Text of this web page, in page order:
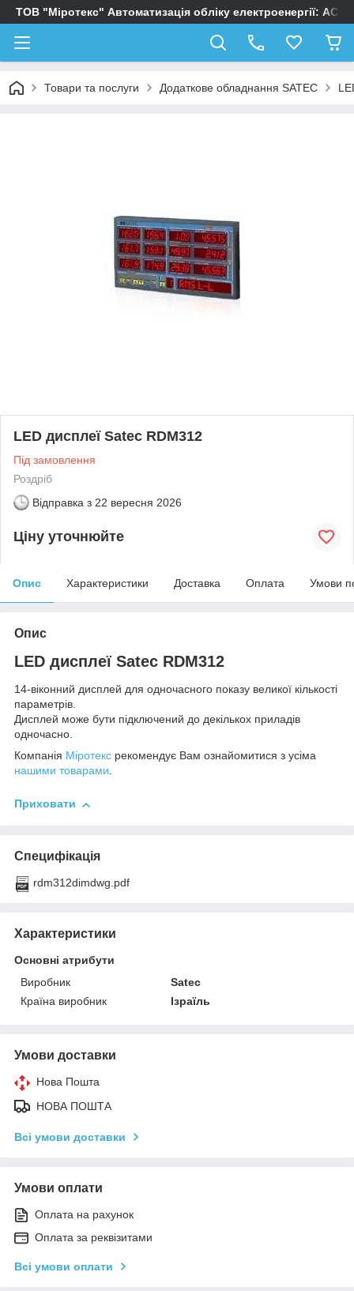
ТОВ "Міротекс" Автоматизація обліку електроенергії:
Товари та послуги Додаткове обладнання SATEC
LED дисплеї Satec RDM312
Під замовлення
Роздріб
Відправка з 22 вересня 2026
Ціну уточнюйте
Опис Характеристики Доставка Оплата Умови
Опис
LED дисплеї Satec RDM312
14-віконний дисплей для одночасного показу великої кількості
параметрів.
Дисплей може бути підключений до декількох приладів
одночасно.
Компанія Міротекс рекомендує Вам ознайомитися з усіма
нашими товарами.
Приховати
Специфікація
rdm312dimdwg.pdf
Характеристики
Основні атрибути
Виробник
Satec
Країна виробник
Ізраїль
Умови доставки
Нова Пошта
НОВА ПОШТА
Всі умови доставки
Умови оплати
Оплата на рахунок
Оплата за реквізитами
Всі умови оплати